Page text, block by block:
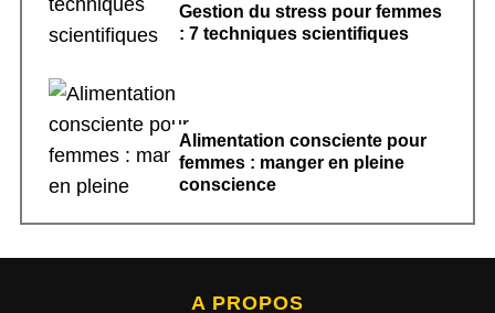
Gestion du stress pour femmes
: 7 techniques scientifiques
Alimentation consciente pour
femmes : manger en pleine
conscience
A PROPOS